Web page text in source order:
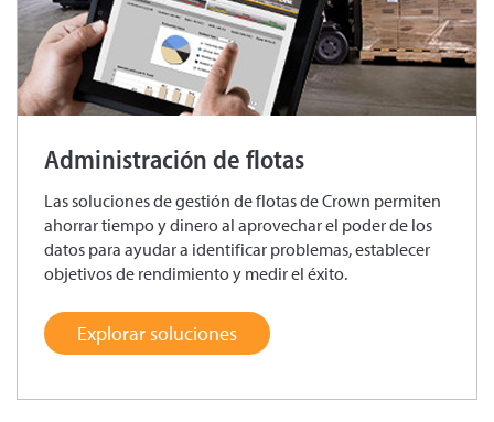
Administración de flotas
Las soluciones de gestión de flotas de Crown permiten
ahorrar tiempo y dinero al aprovechar el poder de los
datos para ayudar a identificar problemas, establecer
objetivos de rendimiento y medir el éxito.
Explorar soluciones